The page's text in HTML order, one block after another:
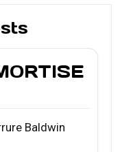
Baldwin